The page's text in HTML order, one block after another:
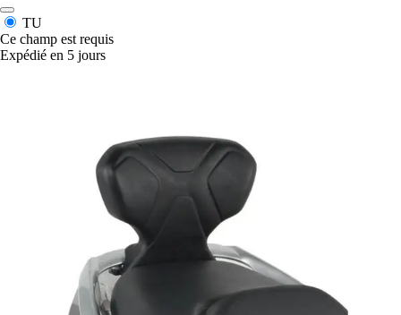
TU
Ce champ est requis
Expédié en 5 jours